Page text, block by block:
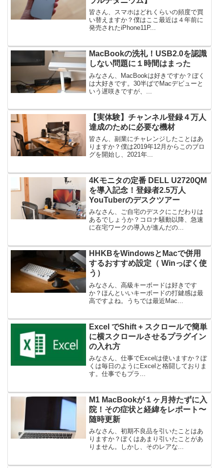
皆さん、スマホはどれくらいの頻度で買
い替えますか？僕はここ最近は４年前に
発売されたiPhone11P...
MacBookの洗礼！USB2.0を認識
しない問題に１時間はまった
みなさん、MacBookは好きですか？ぼく
は大好きです。30半ばでMacデビューと
いう遅咲きですが、...
【実体験】チャンネル登録４万人
達成のために必要な機材
皆さん、副業にチャレンジしたことはあ
りますか？僕は2019年12月からこのブロ
グを開始し、2021年...
4Kモニタの定番 DELL U2720QM
を導入記念！登録者2.5万人
YouTuberのデスクツアー
みなさん、ご自宅のデスクにこだわりは
あるでしょうか？コロナ騒動以降、急速
に在宅ワークの導入が進んだの...
HHKBをWindowsとMacで併用
するおすすめ設定（ Winっぽく使
う）
みなさん、高級キーボードは好きです
か？ほんといいキーボードの打鍵感は最
高ですよね。うちでは最近Mac...
Excel でShift + スクロールで簡単
に横スクロールさせるプラグイン
の入れ方
みなさん、仕事でExcelは使いますか？ぼ
くは毎日のようにExcelと格闘しておりま
す。仕事でもプラ...
M1 MacBookが１ヶ月持たずに入
院！その症状と経緯をレポート〜
随時更新
みなさん、初期不良品を引いたことはあ
りますか？ぼくはあまり引いたことがあ
りません。しかし、そのレアな...